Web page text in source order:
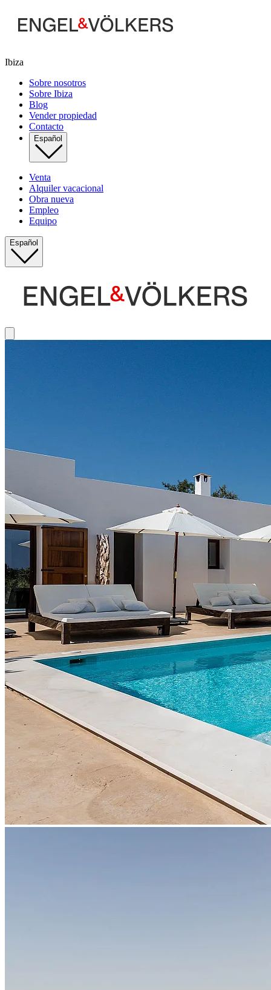
Ibiza
Sobre nosotros
Sobre Ibiza
Blog
Vender propiedad
Contacto
Español
Venta
Alquiler vacacional
Obra nueva
Empleo
Equipo
Español